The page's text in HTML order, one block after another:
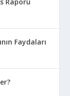
Faydaları